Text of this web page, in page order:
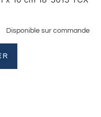
Disponible sur commande